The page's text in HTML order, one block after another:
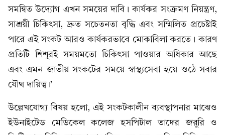
সমন্বিত উদ্যোগ এখন সময়ের দাবি। কার্যকর সংক্রমণ নিয়ন্ত্রণ,
সাশ্রয়ী চিকিৎসা, দ্রুত সচেতনতা বৃদ্ধি এবং সম্মিলিত প্রচেষ্টাই
পারে এই সংকট আরও কার্যকরভাবে মোকাবিলা করতে। কারণ
প্রতিটি শিশুরই সময়মতো চিকিৎসা পাওয়ার অধিকার আছে
এবং এমন জাতীয় সংকটের সময়ে স্বাস্থ্যসেবা হয়ে ওঠে সবার
যৌথ দায়িত্ব।’
উল্লেখযোগ্য বিষয় হলো, এই সংকটকালীন ব্যবস্থাপনার মাঝেও
ইউনাইটেড মেডিকেল কলেজ হসপিটাল তাদের জরুরি ও